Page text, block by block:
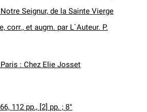
Seignur, de la Sainte Vierge
corr., et augm. par L`Auteur. P.
: Chez Elie Josset
112 pp., [2] pp. ; 8°